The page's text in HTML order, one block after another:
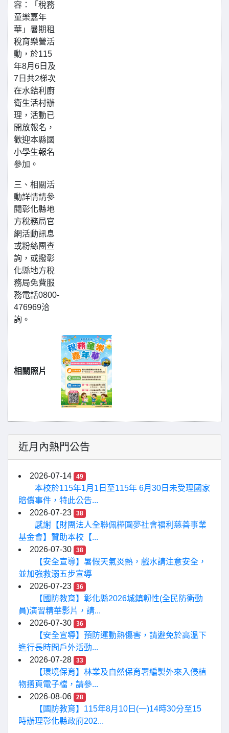
容：「稅務
童樂嘉年
華」暑期租
稅育樂營活
動，於115
年8月6日及
7日共2梯次
在水銡利廚
衛生活村辦
理，活動已
開放報名，
歡迎本縣國
小學生報名
參加。
三、相關活
動詳情請參
閱彰化縣地
方稅務局官
網活動訊息
或粉絲團查
詢，或撥彰
化縣地方稅
務局免費服
務電話0800-
476969洽
詢。
相關照片
近月內熱門公告
2026-07-14 49
本校於115年1月1日至115年 6月30日未受理國家
賠償事件，特此公告...
2026-07-23
38
感謝【財團法人全聯佩樺圓夢社會福利慈善事業
基金會】贊助本校【...
2026-07-30
38
【安全宣導】暑假天氣炎熱，戲水請注意安全，
並加強救溺五步宣導
2026-07-23
36
【國防教育】彰化縣2026城鎮韌性(全民防衛動
員)演習精華影片，請...
2026-07-30
36
【安全宣導】預防運動熱傷害，請避免於高溫下
進行長時間戶外活動...
2026-07-28
33
【環境保育】林業及自然保育署編製外來入侵植
物摺頁電子檔，請參...
2026-08-06
28
【國防教育】115年8月10日(一)14時30分至15
時辦理彰化縣政府202...